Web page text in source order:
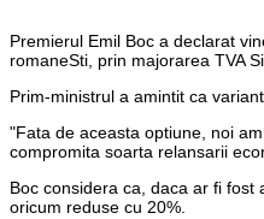
Premierul Emil Boc a declarat
romaneSti, prin majorarea TVA
Prim-ministrul a amintit ca
"Fata de aceasta optiune, noi
compromita soarta relansarii
Boc considera ca, daca ar fi
oricum reduse cu 20%.